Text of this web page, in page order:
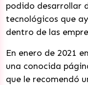
podido desarrollar
tecnológicos que
dentro de las
En enero de 2021
una conocida
que le recomendó